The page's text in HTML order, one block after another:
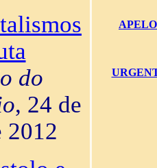
do
, 24 de
2012